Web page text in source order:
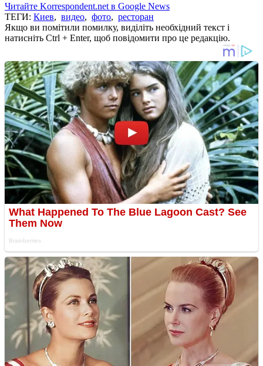
Читайте Korrespondent.net в Google News
ТЕГИ: Киев, видео, фото, ресторан
Якщо ви помітили помилку, виділіть необхідний текст і
натисніть Ctrl + Enter, щоб повідомити про це редакцію.